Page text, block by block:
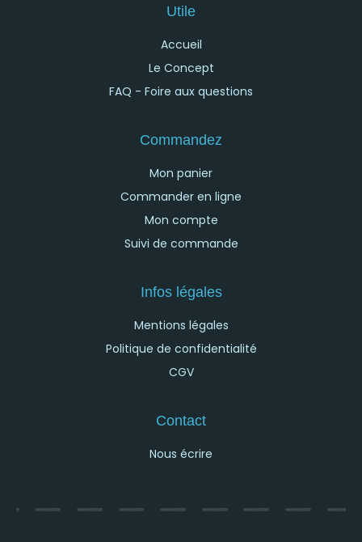
Utile
Accueil
Le Concept
FAQ - Foire aux questions
Commandez
Mon panier
Commander en ligne
Mon compte
Suivi de commande
Infos légales
Mentions légales
Politique de confidentialité
CGV
Contact
Nous écrire